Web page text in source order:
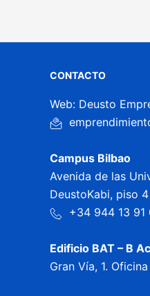
CONTACTO
Web: Deusto
Campus Bilbao
Avenida de las
DeustoKabi, piso
+34 944 13 91
Edificio BAT – B
Gran Vía, 1.